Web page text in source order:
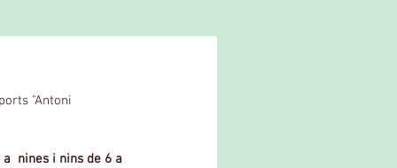
"Antoni
nines i nins de 6 a